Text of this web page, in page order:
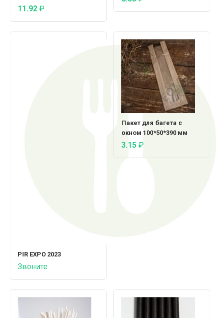
11.92 ₽
PIR EXPO 2023
Звоните
Пакет для багета с
окном 100*50*390 мм
3.15 ₽